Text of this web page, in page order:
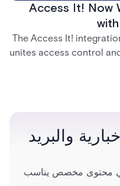
Access It! Now
The Access It!
unites access control
command
والبريد
محتوى مخصص يناسب